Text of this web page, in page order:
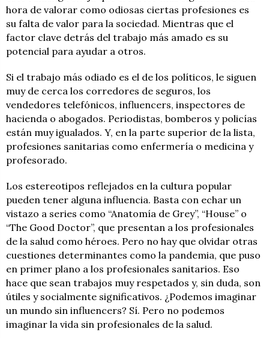
hora de valorar como odiosas ciertas profesiones es
su falta de valor para la sociedad. Mientras que el
factor clave detrás del trabajo más amado es su
potencial para ayudar a otros.
Si el trabajo más odiado es el de los políticos, le siguen
muy de cerca los corredores de seguros, los
vendedores telefónicos, influencers, inspectores de
hacienda o abogados. Periodistas, bomberos y policías
están muy igualados. Y, en la parte superior de la lista,
profesiones sanitarias como enfermería o medicina y
profesorado.
Los estereotipos reflejados en la cultura popular
pueden tener alguna influencia. Basta con echar un
vistazo a series como “Anatomía de Grey”, “House” o
“The Good Doctor”, que presentan a los profesionales
de la salud como héroes. Pero no hay que olvidar otras
cuestiones determinantes como la pandemia, que puso
en primer plano a los profesionales sanitarios. Eso
hace que sean trabajos muy respetados y, sin duda, son
útiles y socialmente significativos. ¿Podemos imaginar
un mundo sin influencers? Sí. Pero no podemos
imaginar la vida sin profesionales de la salud.